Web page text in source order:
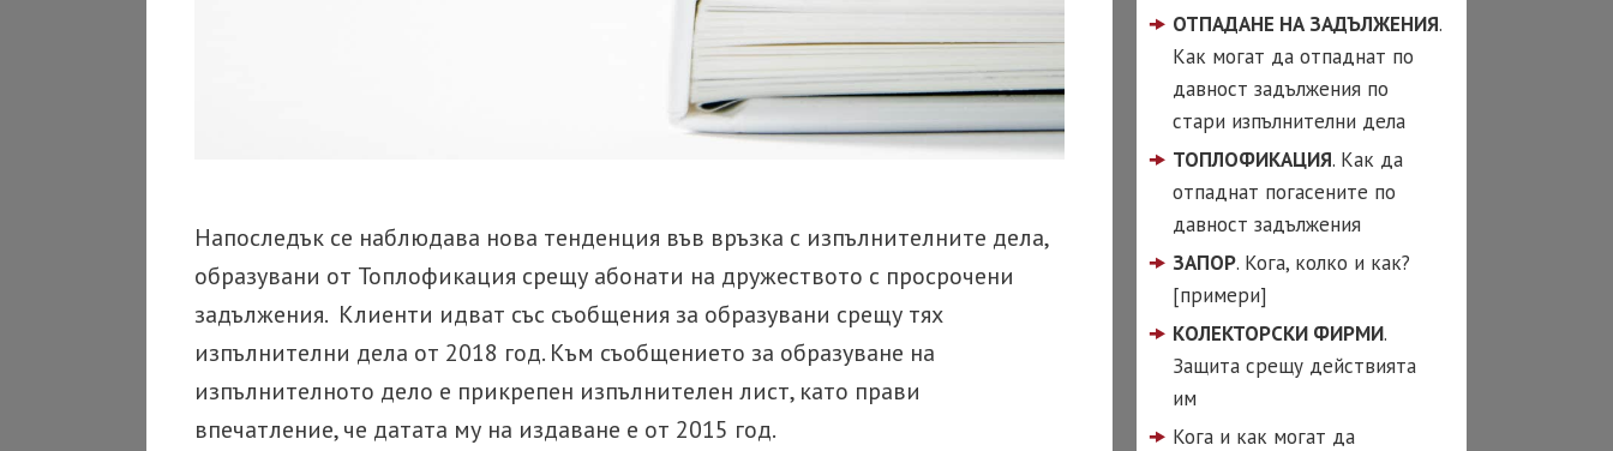
ПРАВО
Припознаване на дете
Осиновяване на дете
Брачен договор
БРАКОРАЗВОДЕН
АДВОКАТ
Развод по взаимно
Развод по вина на
Развод с чужденец
въпроси при развод
АДВОКАТ ТРУДОВО
ПРАВО
ТЪРГОВСКО ПРАВО
Напоследък се наблюдава нова тенденция във връзка с изпълнителните дела,
образувани от Топлофикация срещу абонати на дружеството с просрочени
задължения. Клиенти идват със съобщения за образувани срещу тях
изпълнителни дела от 2018 год. Към съобщението за образуване на
изпълнителното дело е прикрепен изпълнителен лист, като прави
впечатление, че датата му на издаване е от 2015 год.
ОТПАДАНЕ НА ЗАДЪЛЖЕНИЯ.
Как могат да отпаднат по
давност задължения по
стари изпълнителни дела
ТОПЛОФИКАЦИЯ. Как да
отпаднат погасените по
давност задължения
ЗАПОР. Кога, колко и как?
[примери]
КОЛЕКТОРСКИ ФИРМИ.
Защита срещу действията
им
Кога и как могат да